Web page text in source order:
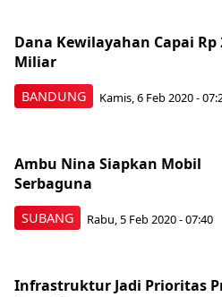
BANDUNG
Dana Kewilayahan Capai Rp
Miliar
Kamis, 6 Feb 2020 -
SUBANG
Ambu Nina Siapkan Mobil
Serbaguna
Rabu, 5 Feb 2020 - 07:40
Infrastruktur Jadi Prioritas